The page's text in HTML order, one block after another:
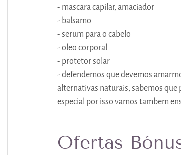
- mascara capilar, amaciador
- balsamo
- serum para o cabelo
- oleo corporal
- protetor solar
- defendemos que devemos
alternativas naturais, sabemos que
especial por isso vamos tambem
Ofertas